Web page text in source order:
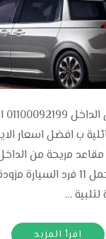
ب افضل اسعار
افراد و يوجد فئة تتحمل 11 فرد
لتلبية …
اقرأ المزيد